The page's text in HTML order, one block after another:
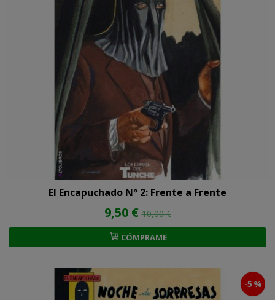
El Encapuchado Nº 2: Frente a Frente
9,50 €10,00 €
CÓMPRAME
-5 %